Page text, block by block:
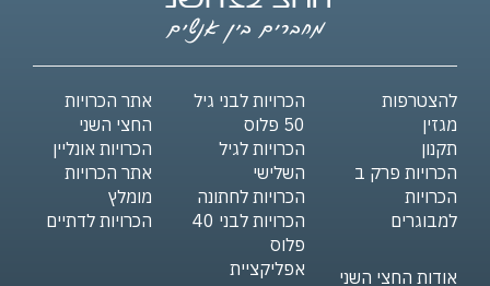
אתר הכרויות
החצי השני
הכרויות אונליין
אתר הכרויות
מומלץ
הכרויות לדתיים
הכרויות לבני גיל
50 פלוס
הכרויות לגיל
השלישי
הכרויות לחתונה
הכרויות לבני 40
פלוס
אפליקציית
להצטרפות
מגזין
תקנון
הכרויות פרק ב
הכרויות
למבוגרים
אודות החצי השני